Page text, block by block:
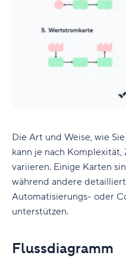
Die Art und Weise, wie
kann je nach
variieren. Einige Karten
während andere
Automatisierungs- oder
unterstützen.
Flussdiagramm